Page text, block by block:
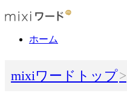
ホーム
mixiワードトップ